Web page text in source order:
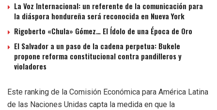
La Voz Internacional: un referente de la comunicación para
la diáspora hondureña será reconocida en Nueva York
Rigoberto «Chula» Gómez… El Ídolo de una Época de Oro
El Salvador a un paso de la cadena perpetua: Bukele
propone reforma constitucional contra pandilleros y
violadores
Este ranking de la Comisión Económica para América Latina
de las Naciones Unidas capta la medida en que la